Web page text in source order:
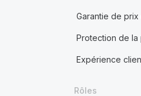
Garantie de
Protection de
Expérience
Rôles